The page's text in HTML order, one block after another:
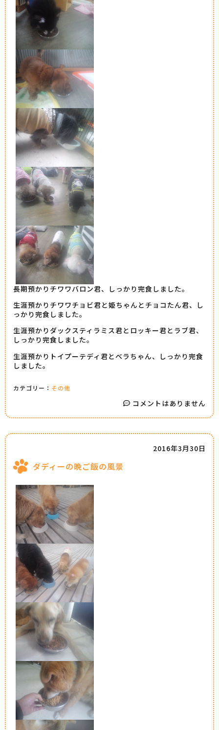
長期預かりチワワバロン君、しっかり完食しました。
生涯預かりチワワチョビ君と姫ちゃんとチョコたん君、し
っかり完食しました。
生涯預かりダックスティラミス君とロッキー君とラブ君、
しっかり完食しました。
生涯預かりトイプーテディ君とベラちゃん、しっかり完食
しました。
カテゴリー： その他
コメントはありません
ダディーの晩ご飯の風景
2016年3月30日